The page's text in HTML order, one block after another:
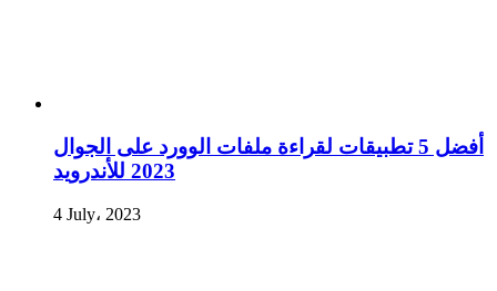
أفضل 5 تطبيقات لقراءة ملفات الوورد على الجوال
2023 للأندرويد
4 July، 2023